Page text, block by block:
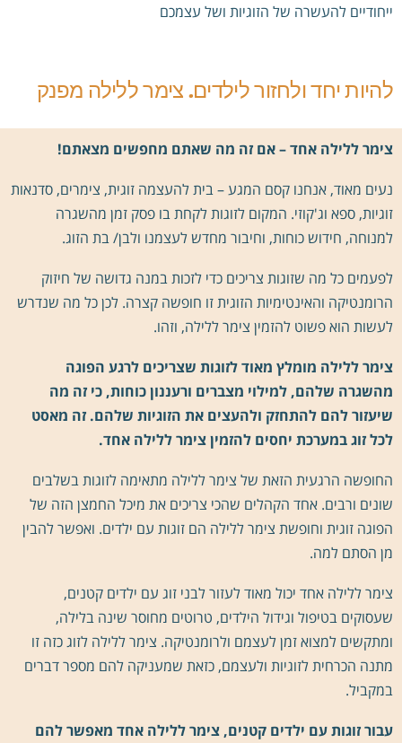
ייחודיים להעשרה של הזוגיות ושל עצמכם
להיות יחד ולחזור לילדים. צימר ללילה מפנק
צימר ללילה אחד – אם זה מה שאתם מחפשים מצאתם!
נעים מאוד, אנחנו קסם המגע – בית להעצמה זוגית, צימרים, סדנאות
זוגיות, ספא וג'קוזי. המקום לזוגות לקחת בו פסק זמן מהשגרה
למנוחה, חידוש כוחות, וחיבור מחדש לעצמנו ולבן/ בת הזוג.
לפעמים כל מה שזוגות צריכים כדי לזכות במנה גדושה של חיזוק
הרומנטיקה והאינטימיות הזוגית זו חופשה קצרה. לכן כל מה שנדרש
לעשות הוא פשוט להזמין צימר ללילה, וזהו.
צימר ללילה מומלץ מאוד לזוגות שצריכים לרגע הפוגה
מהשגרה שלהם, למילוי מצברים ורעננון כוחות, כי זה מה
שיעזור להם להתחזק ולהעצים את הזוגיות שלהם. זה מאסט
לכל זוג במערכת יחסים להזמין צימר ללילה אחד.
החופשה הרגעית הזאת של צימר ללילה מתאימה לזוגות בשלבים
שונים ורבים. אחד הקהלים שהכי צריכים את מיכל החמצן הזה של
הפוגה זוגית וחופשת צימר ללילה הם זוגות עם ילדים. ואפשר להבין
מן הסתם למה.
צימר ללילה אחד יכול מאוד לעזור לבני זוג עם ילדים קטנים,
שעסוקים בטיפול וגידול הילדים, טרוטים מחוסר שינה בלילה,
ומתקשים למצוא זמן לעצמם ולרומנטיקה. צימר ללילה לזוג כזה זו
מתנה הכרחית לזוגיות ולעצמם, כזאת שמעניקה להם מספר דברים
במקביל.
עבור זוגות עם ילדים קטנים, צימר ללילה אחד מאפשר להם